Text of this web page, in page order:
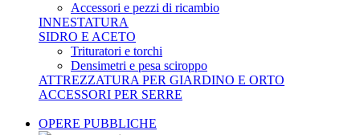
Accessori e pezzi di ricambio
INNESTATURA
SIDRO E ACETO
Trituratori e torchi
Densimetri e pesa sciroppo
ATTREZZATURA PER GIARDINO E ORTO
ACCESSORI PER SERRE
OPERE PUBBLICHE